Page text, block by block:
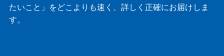
たいこと」をどこよりも速く、詳しく正確にお届けしま
す。